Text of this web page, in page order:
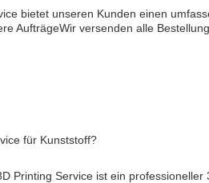
bietet unseren Kunden einen
AufträgeWir versenden alle
für Kunststoff?
Printing Service ist ein